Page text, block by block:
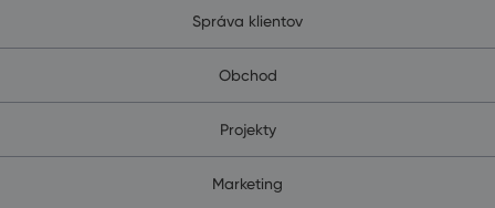
Správa klientov
Obchod
Projekty
Marketing